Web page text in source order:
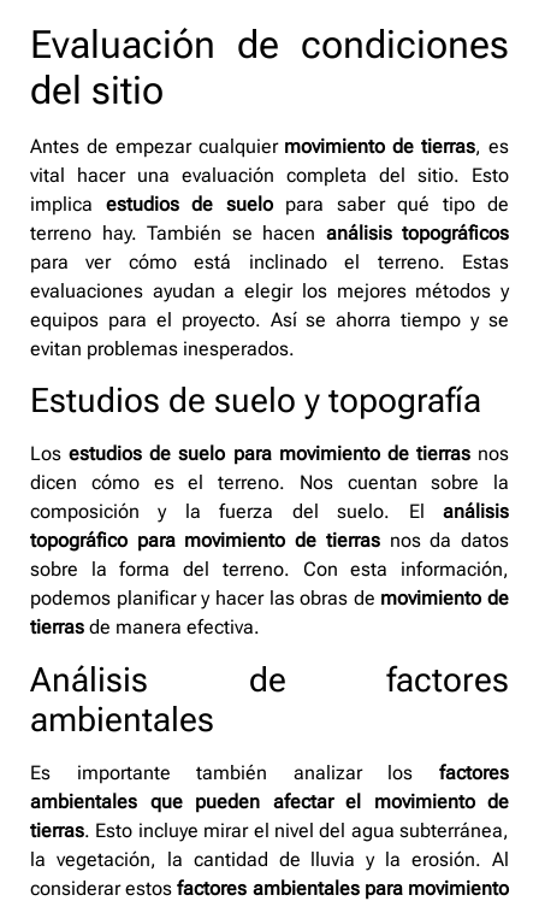
Evaluación de condiciones
del sitio
Antes de empezar cualquier movimiento de tierras, es
vital hacer una evaluación completa del sitio. Esto
implica estudios de suelopara saber qué tipo de
terreno hay. También se hacen análisis topográficos
para ver cómo está inclinado el terreno. Estas
evaluaciones ayudan a elegir los mejores métodos y
equipos para el proyecto. Así se ahorra tiempo y se
evitan problemas inesperados.
Estudios de suelo y topografía
Losestudios de suelo para movimiento de tierrasnos
dicen cómo es el terreno. Nos cuentan sobre la
composición y la fuerza del suelo. El análisis
topográfico para movimiento de tierrasnos da datos
sobre la forma del terreno. Con esta información,
podemos planificar y hacer las obras de movimiento de
tierras de manera efectiva.
Análisis de factores
ambientales
Es importante también analizar los factores
ambientales que pueden afectar el movimiento de
tierras. Esto incluye mirar el nivel del agua subterránea,
la vegetación, la cantidad de lluvia y la erosión. Al
considerar estosfactores ambientales para movimiento